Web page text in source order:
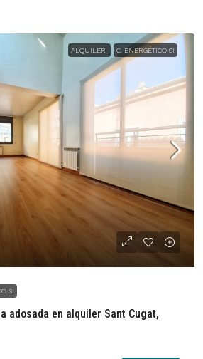
ALQUILER C. ENERGÉTICO SI
SI
adosada en alquiler Sant Cugat,